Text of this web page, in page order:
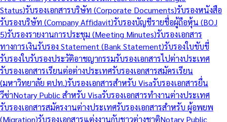
Status)รับรองเอกสารบริษัท (Corporate Documents)รับรองหนังสือ
รับรองบริษัท (Company Affidavit)รับรองบัญชีรายชื่อผู้ถือหุ้น (BOJ
5)รับรองรายงานการประชุม (Meeting Minutes)รับรองเอกสาร
ทางการเงินรับรอง Statement (Bank Statement)รับรองใบขับขี่
รับรองใบรับรองประวัติอาชญากรรมรับรองเอกสารไปต่างประเทศ
รับรองเอกสารเรียนต่อต่างประเทศรับรองเอกสารสมัครเรียน
(มหาวิทยาลัย ตปท.)รับรองเอกสารสำหรับ Visaรับรองเอกสารยื่น
วีซ่าNotary Public สำหรับ Visaรับรองเอกสารทำงานต่างประเทศ
รับรองเอกสารสมัครงานต่างประเทศรับรองเอกสารสำหรับ ผู้อพยพ
(Migration)รับรองเอกสารแต่งงานกับชาวต่างชาติNotary Public